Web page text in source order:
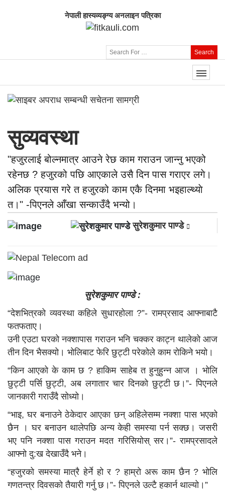
नेपाली हास्यव्यङ्ग्य अनलाइन पत्रिका
Search
सुव्यवस्था
"हजुरलाई बोल्नमात्र आउने रेछ काम गराउन जान्नु भएको
रहेनछ ? हजुरको पछि आएकाले उसै दिन पास गराएर लगे।
अलिक प्रयास गरे त हजुरको काम एकै दिनमा भइहाल्थ्याे
त।" -पिएनले आँखा सन्काउँदै भन्यो।
सुरेशकुमार पाण्डे
सुरेशकुमार पाण्डे :
“देशभित्रको व्यवस्था कहिले सुधारहोला ?”- रामप्रसाद आफ्नाबाटै
फतफताए।
उनी एउटा घरको नक्शापास गराउन भनि चक्कर काट्न थालेको आज
तीन दिन भैसक्यो। भोलिबाट फेरि छुट्टी परेकोले काम रोकिने भयो।
“किन आएको के काम छ ? हाकिम साहेब त हुनुहुन्न आज । भोलि
छुट्टी पर्सि छुट्टी, अब लगातार चार दिनको छुट्टी छ।”- पिएनले
जानकारी गराउँदै सोध्यो।
“भाइ, घर बनाउने ठेकेदार आएका छन् अहिलेसम्म नक्शा पास भएको
छैन । घर बनाउन थालेपछि अन्य केही समस्या पर्न सक्छ। जसरी
भए पनि नक्शा पास गराउन मदत गरिसियोस् सर।”- रामप्रसादले
आफ्नो दु:ख देखाउँदै भने।
“हजुरको समस्या मात्रै हेर्ने हो र ? हाम्रो अरू काम छैन ? भोलि
गणतन्त्र दिवसको तैयारी गर्नु छ।”- पिएनले उल्टै हकार्न थाल्यो।”